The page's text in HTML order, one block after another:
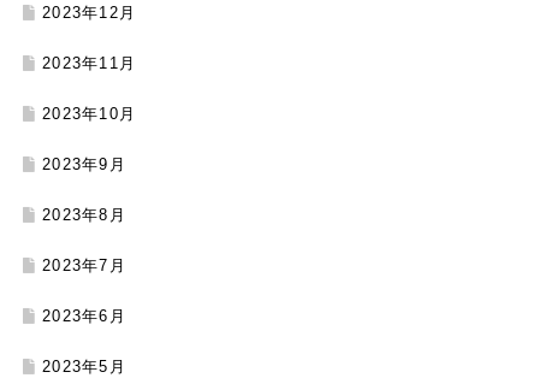
2023年12月
2023年11月
2023年10月
2023年9月
2023年8月
2023年7月
2023年6月
2023年5月